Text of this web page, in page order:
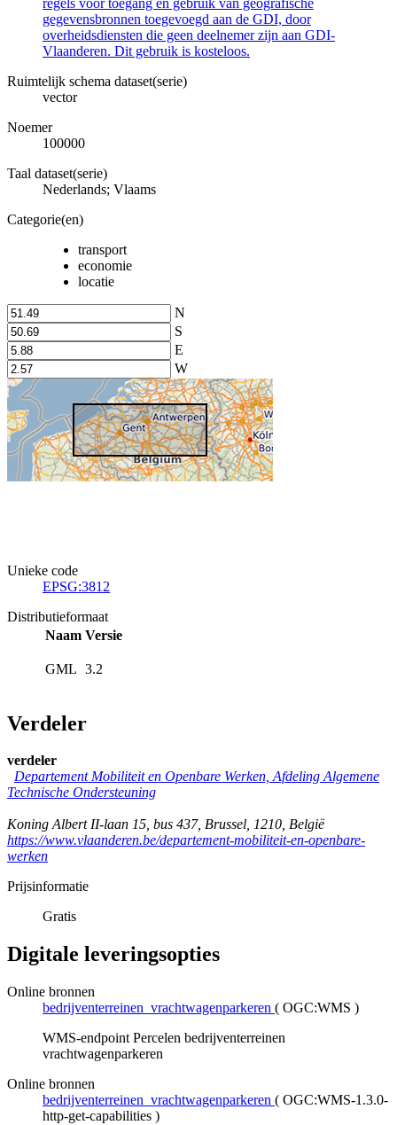
gegevensbronnen toegevoegd aan de GDI, door
overheidsdiensten die geen deelnemer zijn aan GDI-
Vlaanderen. Dit gebruik is kosteloos.
Ruimtelijk schema dataset(serie)
vector
Noemer
100000
Taal dataset(serie)
Nederlands; Vlaams
Categorie(en)
transport
economie
locatie
N
S
E
W
Unieke code
EPSG:3812
Distributieformaat
Naam Versie
GML 3.2
Verdeler
verdeler
Departement Mobiliteit en Openbare Werken, Afdeling Algemene
Technische Ondersteuning
Koning Albert II-laan 15, bus 437, Brussel, 1210, België
https://www.vlaanderen.be/departement-mobiliteit-en-openbare-
werken
Prijsinformatie
Gratis
Digitale leveringsopties
Online bronnen
bedrijventerreinen_vrachtwagenparkeren ( OGC:WMS )
WMS-endpoint Percelen bedrijventerreinen
vrachtwagenparkeren
Online bronnen
bedrijventerreinen_vrachtwagenparkeren ( OGC:WMS-1.3.0-
http-get-capabilities )